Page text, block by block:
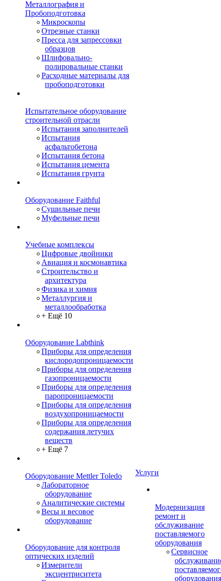
Металлография и
Пробоподготовка
Микроскопы
Отрезные станки
Пресса для запрессовки
образцов
Шлифовально-
полировальные станки
Расходные материалы для
пробоподготовки
Испытательное оборудование
строительной отрасли
Испытания заполнителей
Испытания
асфальтобетона
Испытания бетона
Испытания цемента
Испытания грунта
Оборудование Faithful
Сушильные печи
Муфельные печи
Учебные комплексы
Цифровые двойники
Авиация и космонавтика
Строительство и
архитектура
Физика и химия
Металлургия и
металлообработка
+ Ещё 10
Оборудование Labthink
Приборы для определения
кислородопроницаемости
Приборы для определения
газопроницаемости
Приборы для определения
паропроницаемости
Приборы для определения
воздухопроницаемости
Приборы для определения
содержания летучих
веществ
+ Ещё 7
Оборудование Mettler Toledo
Лабораторное
оборудование
Аналитические системы
Весы и весовое
оборудование
Оборудование для контроля
оптических изделий
Измерители
эксцентриситета
Услуги
Модернизация
ремонт и
обслуживание
поставляемого
оборудования
Сервисное
оборудования